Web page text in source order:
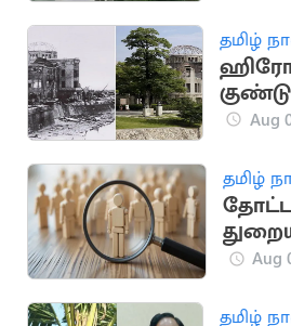
தமிழ்
Aug
தமிழ்
Aug
தமிழ்